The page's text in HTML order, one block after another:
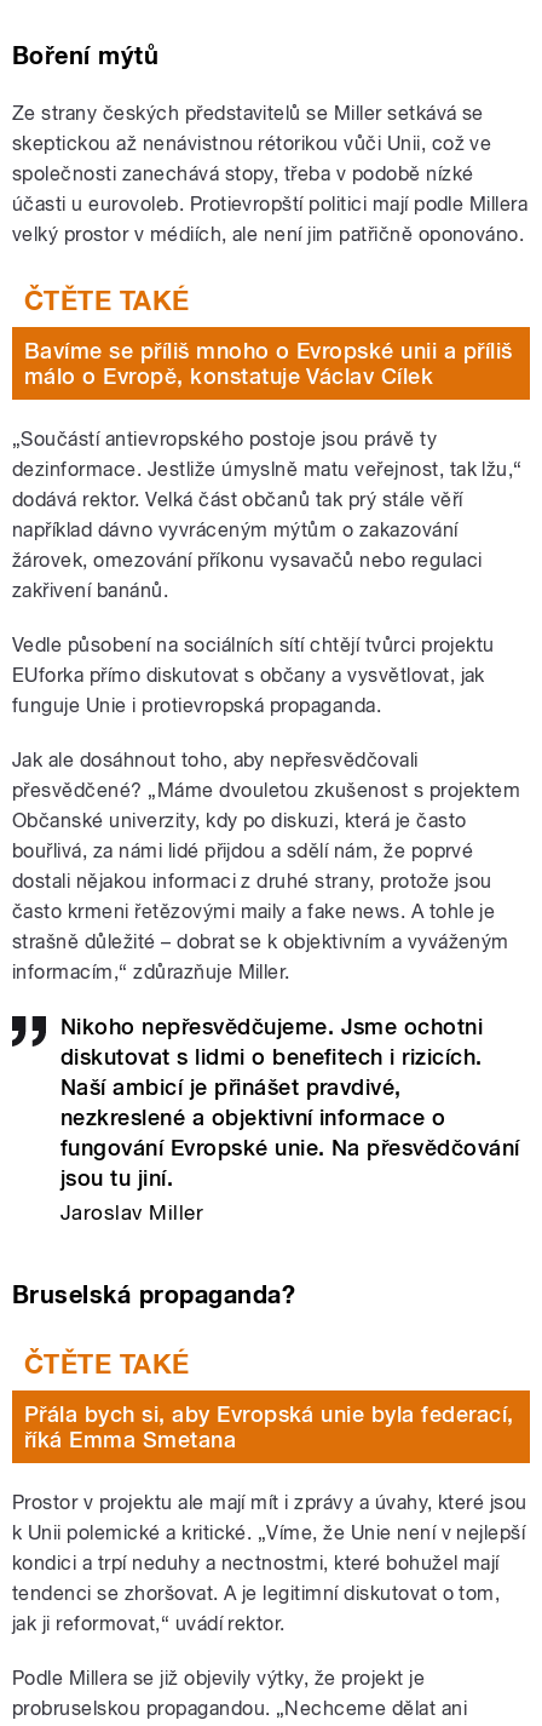
Boření mýtů
Ze strany českých představitelů se Miller setkává se
skeptickou až nenávistnou rétorikou vůči Unii, což ve
společnosti zanechává stopy, třeba v podobě nízké
účasti u eurovoleb. Protievropští politici mají podle Millera
velký prostor v médiích, ale není jim patřičně oponováno.
Bavíme se příliš mnoho o Evropské unii a příliš
málo o Evropě, konstatuje Václav Cílek
„Součástí antievropského postoje jsou právě ty
dezinformace. Jestliže úmyslně matu veřejnost, tak lžu,“
dodává rektor. Velká část občanů tak prý stále věří
například dávno vyvráceným mýtům o zakazování
žárovek, omezování příkonu vysavačů nebo regulaci
zakřivení banánů.
Vedle působení na sociálních sítí chtějí tvůrci projektu
EUforka přímo diskutovat s občany a vysvětlovat, jak
funguje Unie i protievropská propaganda.
Jak ale dosáhnout toho, aby nepřesvědčovali
přesvědčené? „Máme dvouletou zkušenost s projektem
Občanské univerzity, kdy po diskuzi, která je často
bouřlivá, za námi lidé přijdou a sdělí nám, že poprvé
dostali nějakou informaci z druhé strany, protože jsou
často krmeni řetězovými maily a fake news. A tohle je
strašně důležité – dobrat se k objektivním a vyváženým
informacím,“ zdůrazňuje Miller.
Nikoho nepřesvědčujeme. Jsme ochotni
diskutovat s lidmi o benefitech i rizicích.
Naší ambicí je přinášet pravdivé,
nezkreslené a objektivní informace o
fungování Evropské unie. Na přesvědčování
jsou tu jiní.
Jaroslav Miller
Bruselská propaganda?
Přála bych si, aby Evropská unie byla federací,
říká Emma Smetana
Prostor v projektu ale mají mít i zprávy a úvahy, které jsou
k Unii polemické a kritické. „Víme, že Unie není v nejlepší
kondici a trpí neduhy a nectnostmi, které bohužel mají
tendenci se zhoršovat. A je legitimní diskutovat o tom,
jak ji reformovat,“ uvádí rektor.
Podle Millera se již objevily výtky, že projekt je
probruselskou propagandou. „Nechceme dělat ani